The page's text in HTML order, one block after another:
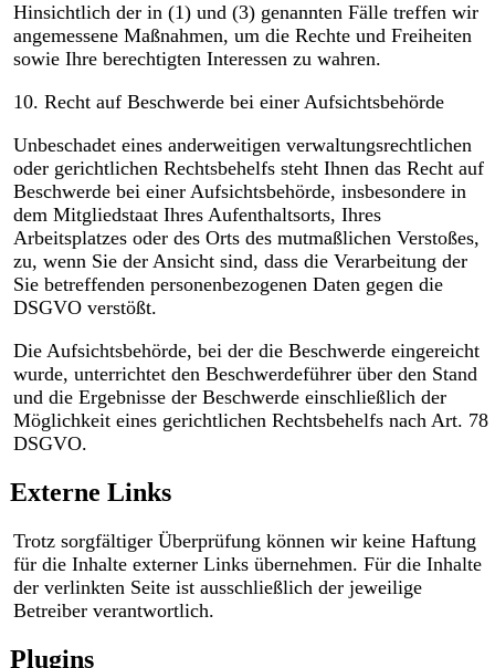
Hinsichtlich der in (1) und (3) genannten Fälle treffen wir
angemessene Maßnahmen, um die Rechte und Freiheiten
sowie Ihre berechtigten Interessen zu wahren.
10. Recht auf Beschwerde bei einer Aufsichtsbehörde
Unbeschadet eines anderweitigen verwaltungsrechtlichen
oder gerichtlichen Rechtsbehelfs steht Ihnen das Recht auf
Beschwerde bei einer Aufsichtsbehörde, insbesondere in
dem Mitgliedstaat Ihres Aufenthaltsorts, Ihres
Arbeitsplatzes oder des Orts des mutmaßlichen Verstoßes,
zu, wenn Sie der Ansicht sind, dass die Verarbeitung der
Sie betreffenden personenbezogenen Daten gegen die
DSGVO verstößt.
Die Aufsichtsbehörde, bei der die Beschwerde eingereicht
wurde, unterrichtet den Beschwerdeführer über den Stand
und die Ergebnisse der Beschwerde einschließlich der
Möglichkeit eines gerichtlichen Rechtsbehelfs nach Art. 78
DSGVO.
Externe Links
Trotz sorgfältiger Überprüfung können wir keine Haftung
für die Inhalte externer Links übernehmen. Für die Inhalte
der verlinkten Seite ist ausschließlich der jeweilige
Betreiber verantwortlich.
Plugins